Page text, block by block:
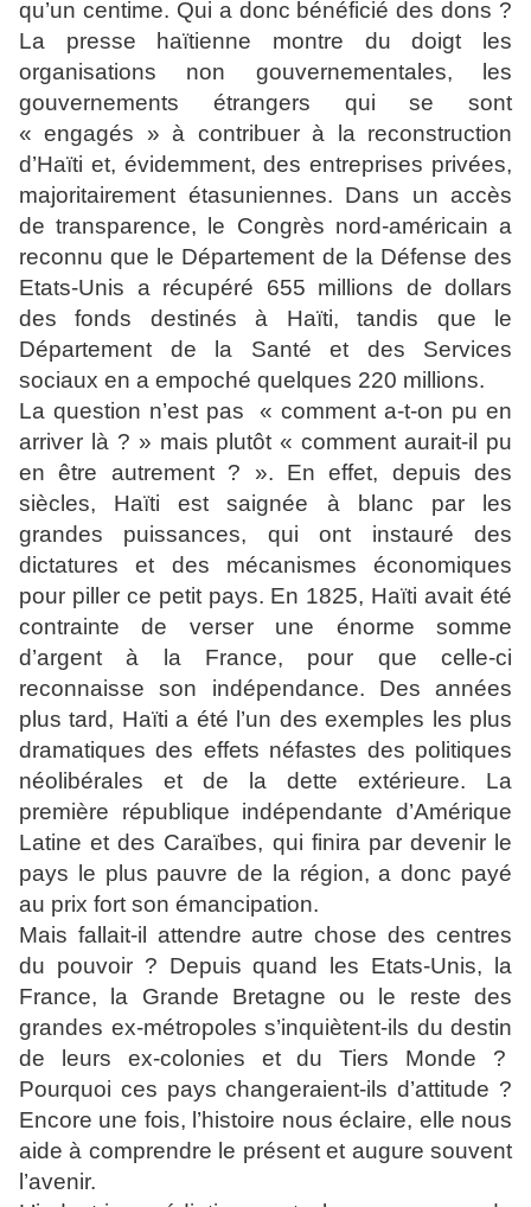
qu’un centime. Qui a donc bénéficié des dons ?
La presse haïtienne montre du doigt les
organisations non gouvernementales, les
gouvernements étrangers qui se sont
« engagés » à contribuer à la reconstruction
d’Haïti et, évidemment, des entreprises privées,
majoritairement étasuniennes. Dans un accès
de transparence, le Congrès nord-américain a
reconnu que le Département de la Défense des
Etats-Unis a récupéré 655 millions de dollars
des fonds destinés à Haïti, tandis que le
Département de la Santé et des Services
sociaux en a empoché quelques 220 millions.
La question n’est pas « comment a-t-on pu en
arriver là ? » mais plutôt « comment aurait-il pu
en être autrement ? ». En effet, depuis des
siècles, Haïti est saignée à blanc par les
grandes puissances, qui ont instauré des
dictatures et des mécanismes économiques
pour piller ce petit pays. En 1825, Haïti avait été
contrainte de verser une énorme somme
d’argent à la France, pour que celle-ci
reconnaisse son indépendance. Des années
plus tard, Haïti a été l’un des exemples les plus
dramatiques des effets néfastes des politiques
néolibérales et de la dette extérieure. La
première république indépendante d’Amérique
Latine et des Caraïbes, qui finira par devenir le
pays le plus pauvre de la région, a donc payé
au prix fort son émancipation.
Mais fallait-il attendre autre chose des centres
du pouvoir ? Depuis quand les Etats-Unis, la
France, la Grande Bretagne ou le reste des
grandes ex-métropoles s’inquiètent-ils du destin
de leurs ex-colonies et du Tiers Monde ?
Pourquoi ces pays changeraient-ils d’attitude ?
Encore une fois, l’histoire nous éclaire, elle nous
aide à comprendre le présent et augure souvent
l’avenir.